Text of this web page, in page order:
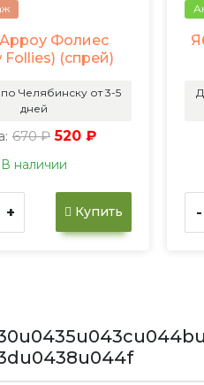
Фолиес
Follies) (спрей)
по Челябинску от 3-5
дней
670 ₽ 520 ₽
В наличии
+ Купить -